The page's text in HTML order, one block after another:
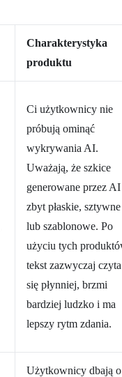
Charakterystyka
produktu
Ci użytkownicy nie
próbują ominąć
wykrywania AI.
Uważają, że szkice
generowane przez AI
zbyt płaskie, sztywne
lub szablonowe. Po
użyciu tych
tekst zazwyczaj czyta
się płynniej, brzmi
bardziej ludzko i ma
lepszy rytm zdania.
Użytkownicy dbają o